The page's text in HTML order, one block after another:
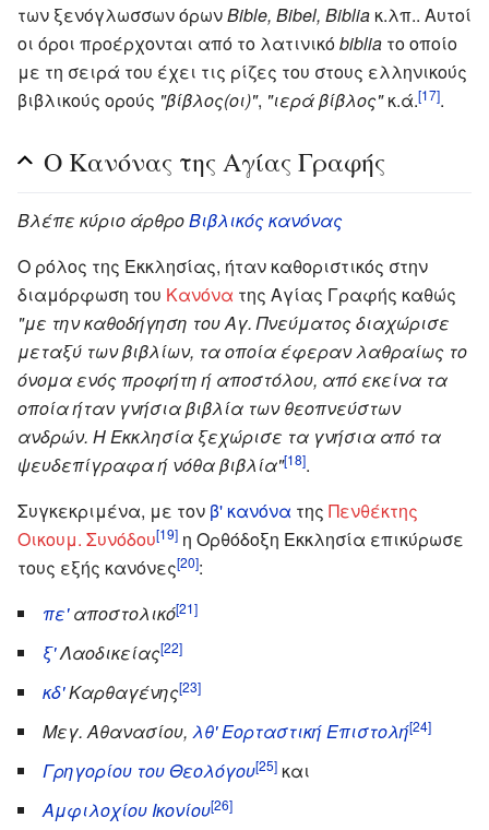
των ξενόγλωσσων όρωνBible, Bibel, Biblia κ.λπ.. Αυτοί
οι όροι προέρχονται από το λατινικόbiblia το οποίο
με τη σειρά του έχει τις ρίζες του στους ελληνικούς
βιβλικούς ορούς "βίβλος(οι)", "ιερά βίβλος"κ.ά.[17].
Ο Κανόνας της Αγίας Γραφής
Βλέπε κύριο άρθροΒιβλικός κανόνας
Ο ρόλος της Εκκλησίας, ήταν καθοριστικός στην
διαμόρφωση του Κανόνα της Αγίας Γραφής καθώς
"με την καθοδήγηση του Αγ. Πνεύματος διαχώρισε
μεταξύ των βιβλίων, τα οποία έφεραν λαθραίως το
όνομα ενός προφήτη ή αποστόλου, από εκείνα τα
οποία ήταν γνήσια βιβλία των θεοπνεύστων
ανδρών. Η Εκκλησία ξεχώρισε τα γνήσια από τα
ψευδεπίγραφα ή νόθα βιβλία"[18].
Συγκεκριμένα, με τον β' κανόνα της Πενθέκτης
Οικουμ. Συνόδου[19] η Ορθόδοξη Εκκλησία επικύρωσε
τους εξής κανόνες[20]:
πε'αποστολικό[21]
ξ'Λαοδικείας[22]
κδ'Καρθαγένης[23]
Μεγ. Αθανασίου, λθ' Εορταστική Επιστολή[24]
Γρηγορίου του Θεολόγου[25] και
Αμφιλοχίου Ικονίου[26]